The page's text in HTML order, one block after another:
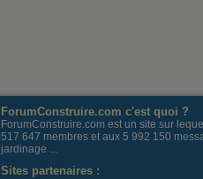
ForumConstruire.com c'est quoi ?
ForumConstruire.com est un site sur
517 647 membres et aux 5 992 150
jardinage ...
Sites partenaires :